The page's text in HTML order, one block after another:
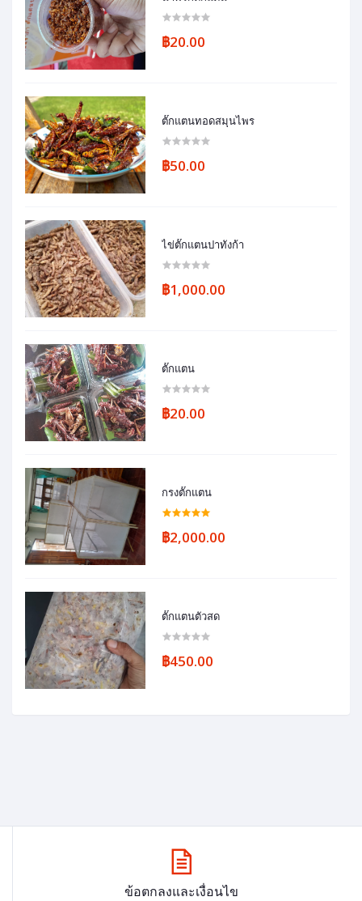
฿20.00
ตั๊กแตนทอดสมุนไพร
฿50.00
ไข่ตั๊กแตนปาทังก้า
฿1,000.00
ตั๊กแตน
฿20.00
กรงตั๊กแตน
฿2,000.00
ตั๊กแตนตัวสด
฿450.00
ข้อตกลงและเงื่อนไข